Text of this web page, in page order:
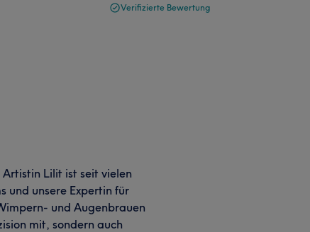
Verifizierte Bewertung
Lilit ist seit vielen
und unsere Expertin für
und Augenbrauen
mit, sondern auch